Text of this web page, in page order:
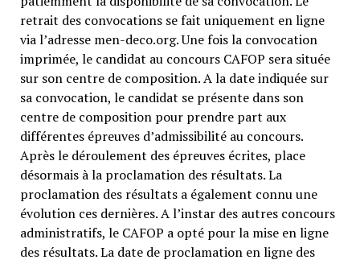
retrait des convocations se fait uniquement en ligne
via l’adresse men-deco.org. Une fois la convocation
imprimée, le candidat au concours CAFOP sera située
sur son centre de composition. A la date indiquée sur
sa convocation, le candidat se présente dans son
centre de composition pour prendre part aux
différentes épreuves d’admissibilité au concours.
Après le déroulement des épreuves écrites, place
désormais à la proclamation des résultats. La
proclamation des résultats a également connu une
évolution ces dernières. A l’instar des autres concours
administratifs, le CAFOP a opté pour la mise en ligne
des résultats. La date de proclamation en ligne des